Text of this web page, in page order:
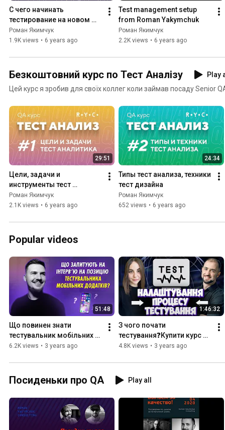
С чего начинать
тестирование на новом
проекте. Разбираем на
реальном проекте. QA
Роман Якимчук
1.9K views • 6 years ago
Test management setup
from Roman Yakymchuk
Роман Якимчук
2.2K views • 6 years ago
Безкоштовний курс по Тест Аналізу
Play
Цей курс я зробив для своїх коллег коли займав посаду Senior
29:51
Цели, задачи и
инструменты тест
аналитика
Роман Якимчук
2.1K views • 6 years ago
24:34
Типы тест анализа, техники
тест дизайна
Роман Якимчук
652 views • 6 years ago
Popular videos
51:48
Що повинен знати
тестувальник мобільних
додатків❓| ➡️Придбати
мобільних додатків❓
6.2K views • 3 years ago
1:46:32
З чого почати
тестування❓Купити курс
налаштувань процесу для
тестування з нуля🔥
4.8K views • 3 years ago
Посиденьки про QA Play all